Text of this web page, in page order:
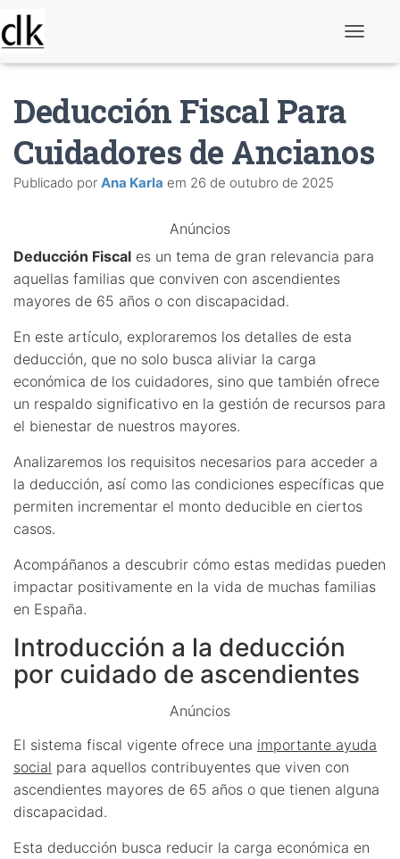
r
n
ç
Deducción Fiscal Para
Cuidadores de Ancianos
Publicado por Ana Karla em 26 de outubro de 2025
Anúncios
Deducción Fiscal es un tema de gran relevancia para
aquellas familias que conviven con ascendientes
mayores de 65 años o con discapacidad.
En este artículo, exploraremos los detalles de esta
deducción, que no solo busca aliviar la carga
económica de los cuidadores, sino que también ofrece
un respaldo significativo en la gestión de recursos para
el bienestar de nuestros mayores.
Analizaremos los requisitos necesarios para acceder a
la deducción, así como las condiciones específicas que
permiten incrementar el monto deducible en ciertos
casos.
Acompáñanos a descubrir cómo estas medidas pueden
impactar positivamente en la vida de muchas familias
en España.
Introducción a la deducción
por cuidado de ascendientes
Anúncios
El sistema fiscal vigente ofrece una importante ayuda
social para aquellos contribuyentes que viven con
ascendientes mayores de 65 años o que tienen alguna
discapacidad.
Esta deducción busca reducir la carga económica en